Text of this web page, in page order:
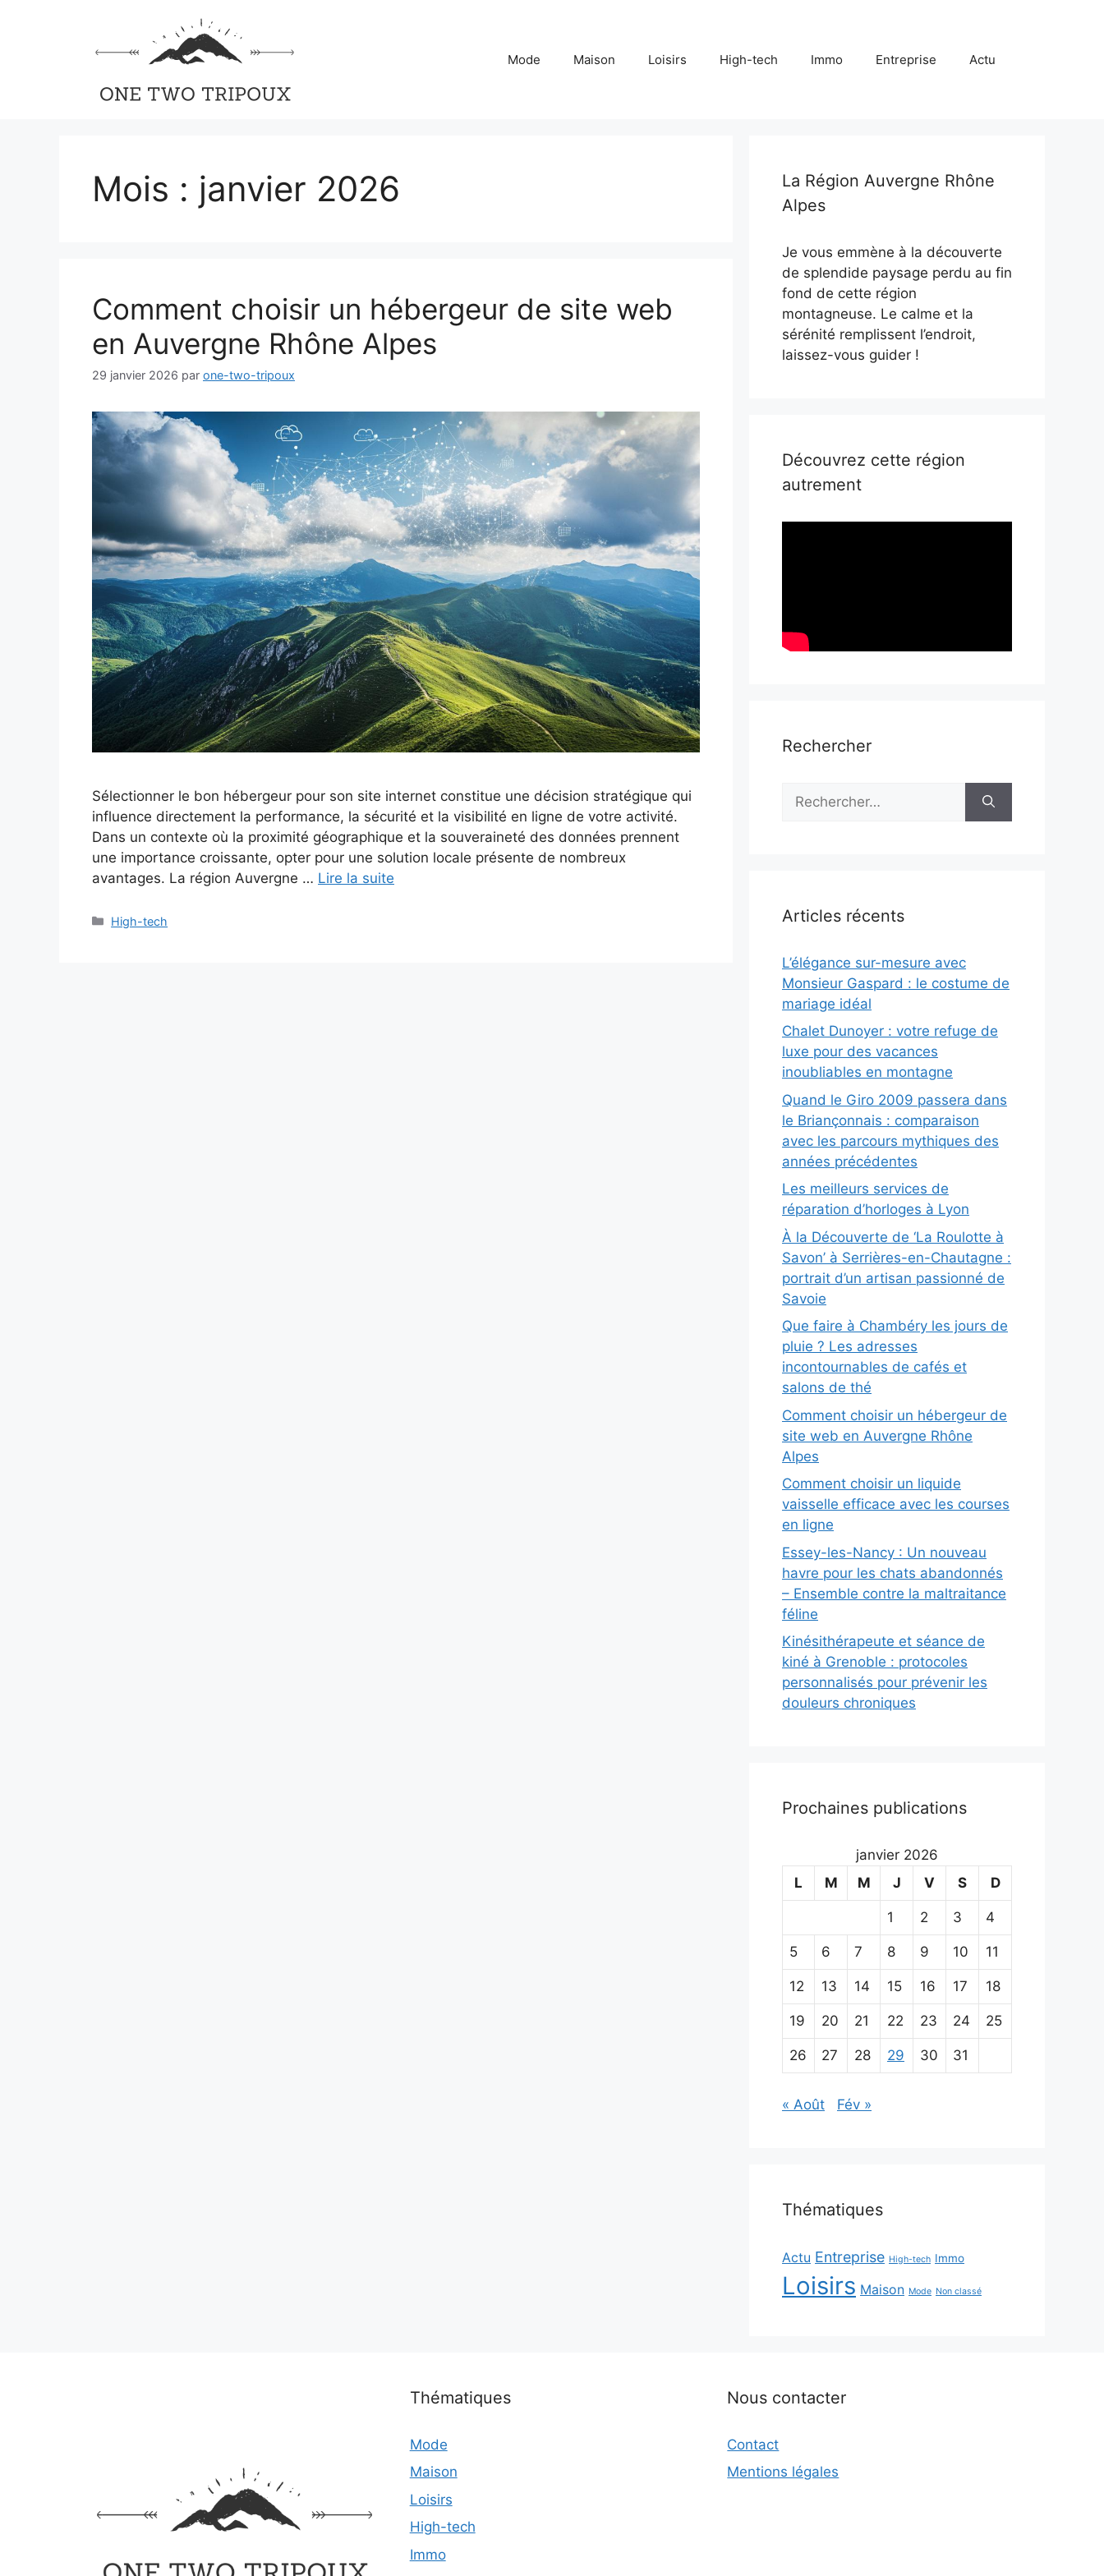
Mode Maison Loisirs High-tech Immo Entreprise Actu
Mois : janvier 2026
Comment choisir un hébergeur de site web
en Auvergne Rhône Alpes
29 janvier 2026 par one-two-tripoux
Sélectionner le bon hébergeur pour son site internet constitue une décision stratégique qui
influence directement la performance, la sécurité et la visibilité en ligne de votre activité.
Dans un contexte où la proximité géographique et la souveraineté des données prennent
une importance croissante, opter pour une solution locale présente de nombreux
avantages. La région Auvergne … Lire la suite
Catégories
High-tech
La Région Auvergne Rhône
Alpes
Je vous emmène à la découverte
de splendide paysage perdu au fin
fond de cette région
montagneuse. Le calme et la
sérénité remplissent l’endroit,
laissez-vous guider !
Découvrez cette région
autrement
Rechercher
Articles récents
L’élégance sur-mesure avec
Monsieur Gaspard : le costume de
mariage idéal
Chalet Dunoyer : votre refuge de
luxe pour des vacances
inoubliables en montagne
Quand le Giro 2009 passera dans
le Briançonnais : comparaison
avec les parcours mythiques des
années précédentes
Les meilleurs services de
réparation d’horloges à Lyon
À la Découverte de ‘La Roulotte à
Savon’ à Serrières-en-Chautagne :
portrait d’un artisan passionné de
Savoie
Que faire à Chambéry les jours de
pluie ? Les adresses
incontournables de cafés et
salons de thé
Comment choisir un hébergeur de
site web en Auvergne Rhône
Alpes
Comment choisir un liquide
vaisselle efficace avec les courses
en ligne
Essey-les-Nancy : Un nouveau
havre pour les chats abandonnés
– Ensemble contre la maltraitance
féline
Kinésithérapeute et séance de
kiné à Grenoble : protocoles
personnalisés pour prévenir les
douleurs chroniques
Prochaines publications
janvier 2026
L
M M J V S D
1 2 3 4
5 6 7 8 9 10 11
12 13 14 15 16 17 18
19 20 21 22 23 24 25
26 27 28 29 30 31
« Août Fév »
Thématiques
Actu Entreprise High-tech Immo
Loisirs Maison Mode Non classé
Thématiques
Mode
Maison
Loisirs
High-tech
Immo
Nous contacter
Contact
Mentions légales